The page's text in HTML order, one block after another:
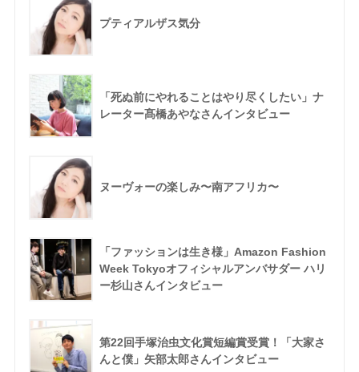
プティアルザス気分
「死ぬ前にやれることはやり尽くしたい」ナ
レーター髙橋あやなさんインタビュー
ヌーヴォーの楽しみ〜南アフリカ〜
「ファッションは生き様」Amazon Fashion
Week Tokyoオフィシャルアンバサダー ハリ
ー杉山さんインタビュー
第22回手塚治虫文化賞短編賞受賞！「大家さ
んと僕」矢部太郎さんインタビュー